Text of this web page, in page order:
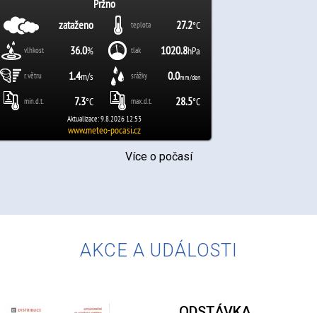
Více o počasí
AKCE A UDÁLOSTI